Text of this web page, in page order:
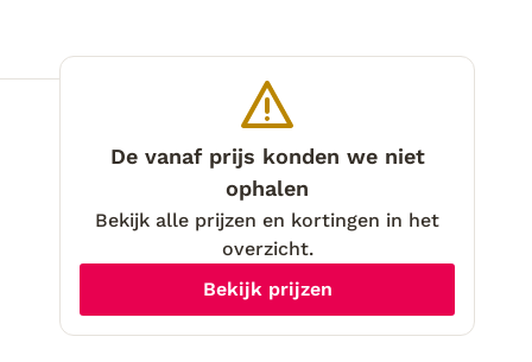
De vanaf prijs konden we niet
ophalen
Bekijk alle prijzen en kortingen in het
overzicht.
Bekijk prijzen